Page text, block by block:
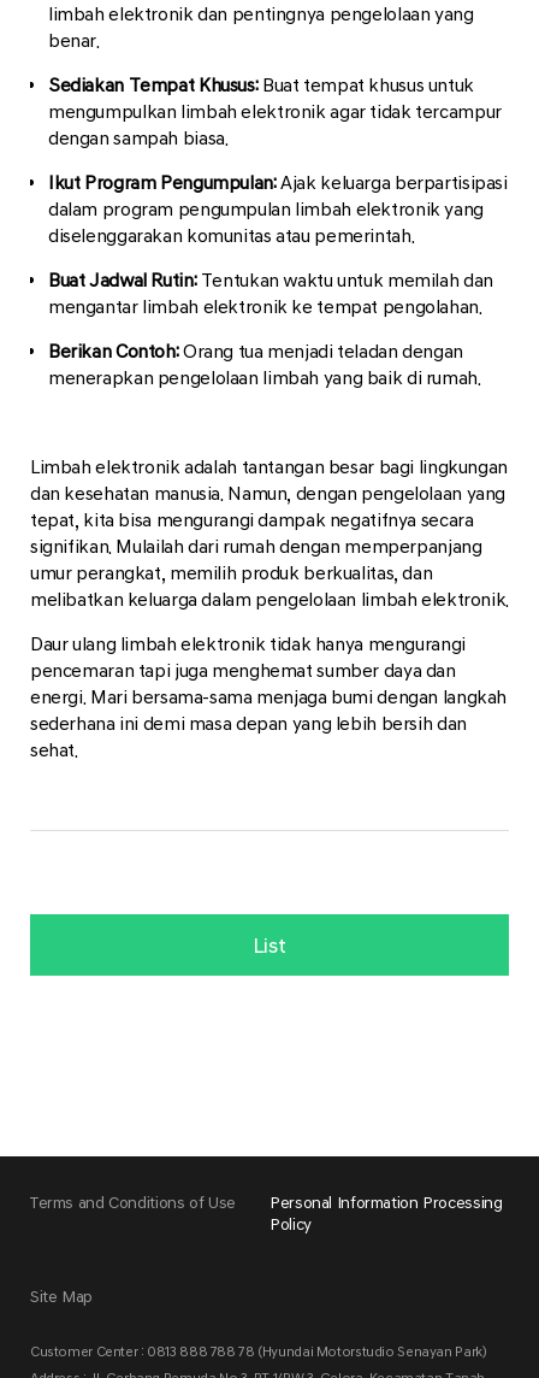
limbah elektronik dan pentingnya pengelolaan yang
benar.
Sediakan Tempat Khusus:Buat tempat khusus untuk
mengumpulkan limbah elektronik agar tidak tercampur
dengan sampah biasa.
Ikut Program Pengumpulan:Ajak keluarga berpartisipasi
dalam program pengumpulan limbah elektronik yang
diselenggarakan komunitas atau pemerintah.
Buat Jadwal Rutin:Tentukan waktu untuk memilah dan
mengantar limbah elektronik ke tempat pengolahan.
Berikan Contoh:Orang tua menjadi teladan dengan
menerapkan pengelolaan limbah yang baik di rumah.
Limbah elektronik adalah tantangan besar bagi lingkungan
dan kesehatan manusia. Namun, dengan pengelolaan yang
tepat, kita bisa mengurangi dampak negatifnya secara
signifikan. Mulailah dari rumah dengan memperpanjang
umur perangkat, memilih produk berkualitas, dan
melibatkan keluarga dalam pengelolaan limbah elektronik.
Daur ulang limbah elektronik tidak hanya mengurangi
pencemaran tapi juga menghemat sumber daya dan
energi. Mari bersama-sama menjaga bumi dengan langkah
sederhana ini demi masa depan yang lebih bersih dan
sehat.
List
Terms and Conditions of Use
Personal Information Processing
Policy
Site Map
Customer Center : 0813 888 788 78 (Hyundai Motorstudio Senayan Park)